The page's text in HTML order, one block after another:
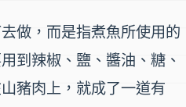
做，而是指煮魚所使用的
到辣椒、鹽、醬油、糖、
豬肉上，就成了一道有